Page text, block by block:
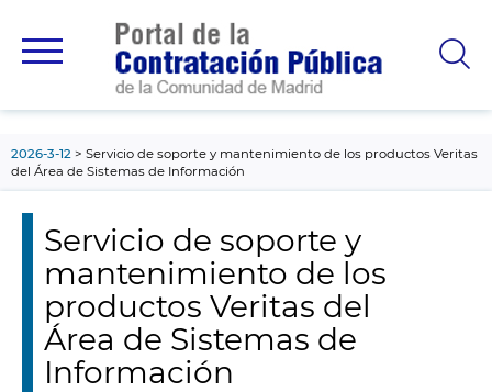
principal
2026-3-12
Servicio de soporte y mantenimiento de los productos Veritas
del Área de Sistemas de Información
Servicio de soporte y
mantenimiento de los
productos Veritas del
Área de Sistemas de
Información